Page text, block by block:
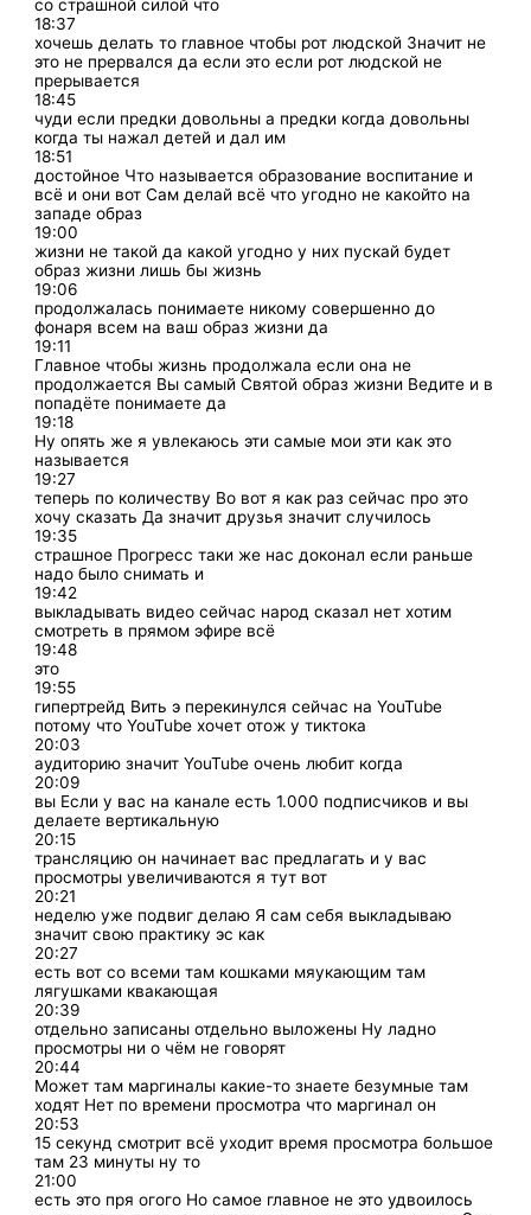
со страшной силой что
18:37
хочешь делать то главное чтобы рот людской Значит не
это не прервался да если это если рот людской не
прерывается
18:45
чуди если предки довольны а предки когда довольны
когда ты нажал детей и дал им
18:51
достойное Что называется образование воспитание и
всё и они вот Сам делай всё что угодно не какойто на
западе образ
19:00
жизни не такой да какой угодно у них пускай будет
образ жизни лишь бы жизнь
19:06
продолжалась понимаете никому совершенно до
фонаря всем на ваш образ жизни да
19:11
Главное чтобы жизнь продолжала если она не
продолжается Вы самый Святой образ жизни Ведите и в
попадёте понимаете да
19:18
Ну опять же я увлекаюсь эти самые мои эти как это
называется
19:27
теперь по количеству Во вот я как раз сейчас про это
хочу сказать Да значит друзья значит случилось
19:35
страшное Прогресс таки же нас доконал если раньше
надо было снимать и
19:42
выкладывать видео сейчас народ сказал нет хотим
смотреть в прямом эфире всё
19:48
это
19:55
гипертрейд Вить э перекинулся сейчас на YouTube
потому что YouTube хочет отож у тиктока
20:03
аудиторию значит YouTube очень любит когда
20:09
вы Если у вас на канале есть 1.000 подписчиков и вы
делаете вертикальную
20:15
трансляцию он начинает вас предлагать и у вас
просмотры увеличиваются я тут вот
20:21
неделю уже подвиг делаю Я сам себя выкладываю
значит свою практику эс как
20:27
есть вот со всеми там кошками мяукающим там
лягушками квакающая
20:39
отдельно записаны отдельно выложены Ну ладно
просмотры ни о чём не говорят
20:44
Может там маргиналы какие-то знаете безумные там
ходят Нет по времени просмотра что маргинал он
20:53
15 секунд смотрит всё уходит время просмотра большое
там 23 минуты ну то
21:00
есть это пря огого Но самое главное не это удвоилось